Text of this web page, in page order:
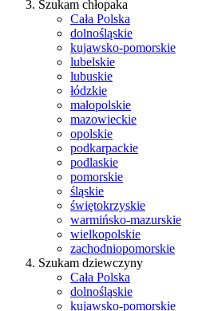
Szukam chłopaka
Cała Polska
dolnośląskie
kujawsko-pomorskie
lubelskie
lubuskie
łódzkie
małopolskie
mazowieckie
opolskie
podkarpackie
podlaskie
pomorskie
śląskie
świętokrzyskie
warmińsko-mazurskie
wielkopolskie
zachodniopomorskie
Szukam dziewczyny
Cała Polska
dolnośląskie
kujawsko-pomorskie